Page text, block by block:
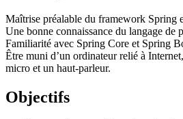
Maîtrise préalable du framework Spring
Une bonne connaissance du langage de
Familiarité avec Spring Core et Spring
Être muni d’un ordinateur relié à
micro et un haut-parleur.
Objectifs